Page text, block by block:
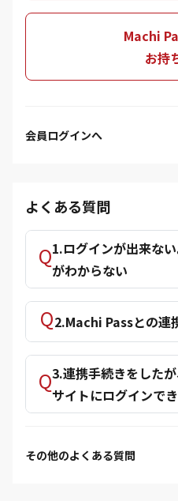
Machi
お持
会員ログインへ
よくある質問
1.ログインが出来な
がわからない
2.Machi Passとの連
3.連携手続きをした
サイトにログインでき
その他のよくある質問